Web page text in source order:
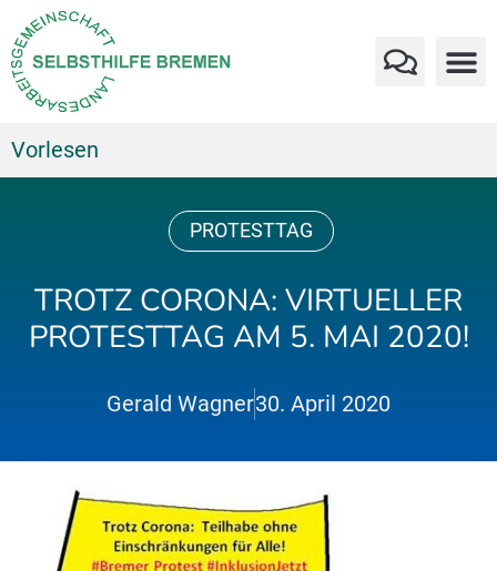
Vorlesen
PROTESTTAG
TROTZ CORONA: VIRTUELLER
PROTESTTAG AM 5. MAI 2020!
Gerald Wagner30. April 2020